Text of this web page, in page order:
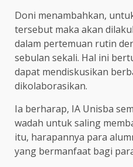
Doni menambahkan,
tersebut maka akan
dalam pertemuan rutin
sebulan sekali. Hal ini
dapat mendiskusikan
dikolaborasikan.
Ia berharap, IA Unisba
wadah untuk saling
itu, harapannya para
yang bermanfaat bagi